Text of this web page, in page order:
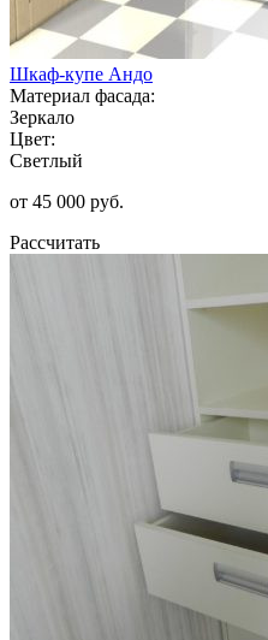
Шкаф-купе Андо
Материал фасада:
Зеркало
Цвет:
Светлый
от 45 000 руб.
Рассчитать